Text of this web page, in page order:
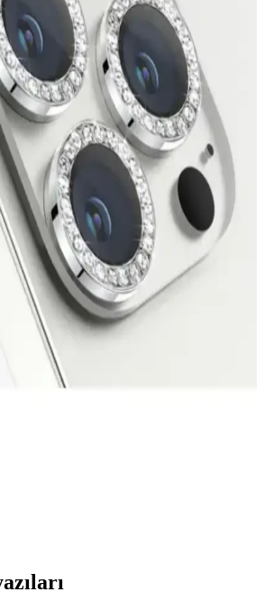
15 Pro Max ekran koruyucuları olan mat
karşılaştırıyoruz. Her iki
yorumları ve avantajlarıyla en uygun
oluyor.
Kamera Lens Koruyucu
kamera lenslerini çizilmelere ve
kaliteli lens koruyucuların önemi ve seçim
8 için Deri Görünümlü Lux
ve Koruma Sağlar
hafif silikon kılıf, Samsung Galaxy Note 8'i
karşı korurken estetik bir görünüm sunar.
9 Pro İçin En İyi Ekran
ve Seçim Rehberi
için hayalet ve nano mat ekran
Dayanıklılık, görüntü kalitesi ve